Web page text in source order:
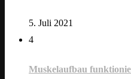
5. Juli 2021
4
Muskelaufbau